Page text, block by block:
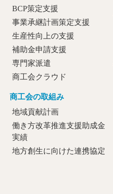
BCP策定支援
事業承継計画策定支援
生産性向上の支援
補助金申請支援
専門家派遣
商工会クラウド
商工会の取組み
地域貢献計画
働き方改革推進支援助成金
実績
地方創生に向けた連携協定